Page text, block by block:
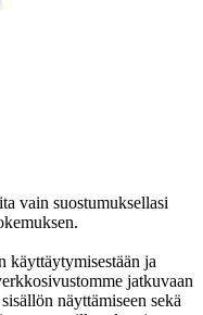
vain suostumuksellasi
käyttäytymisestään ja
jatkuvaan
näyttämiseen sekä